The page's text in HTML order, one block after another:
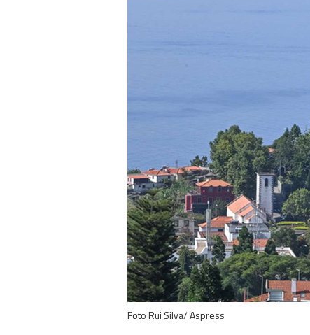
Foto Rui Silva/ Aspress